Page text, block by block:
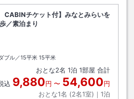
チケット付】みなとみらいを
／素泊まり
ト
ブル／15平米 15平米
おとな2名 1泊 1部屋 合計
込 9,880円 〜 54,600円
おとな1名 (2名1室)｜ 1泊